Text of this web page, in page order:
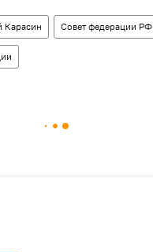
Карасин Совет федерации РФ